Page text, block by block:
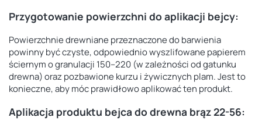
Przygotowanie powierzchni do aplikacji bejcy:
Powierzchnie drewniane przeznaczone do barwienia
powinny być czyste, odpowiedniowyszlifowane papierem
ściernym o granulacji 150–220 (w zależności od gatunku
drewna)oraz pozbawione kurzu i żywicznych plam. Jest to
konieczne, aby móc prawidłowo aplikować ten produkt.
Aplikacja produktu bejca do drewna brąz 22-56: